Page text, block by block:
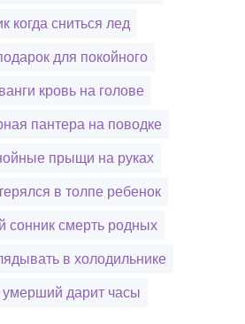
когда сниться лед
для покойного
кровь на голове
пантера на поводке
прыщи на руках
в толпе ребенок
сонник смерть родных
в холодильнике
умерший дарит часы